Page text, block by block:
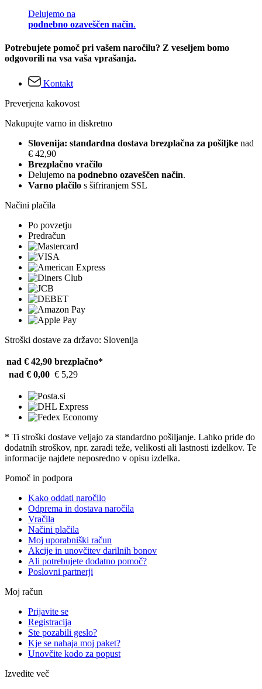
Delujemo na
podnebno ozaveščen način.
Potrebujete pomoč pri vašem naročilu? Z veseljem bomo
odgovorili na vsa vaša vprašanja.
Kontakt
Preverjena kakovost
Nakupujte varno in diskretno
Slovenija: standardna dostava brezplačna za pošiljke nad
€ 42,90
Brezplačno vračilo
Delujemo na podnebno ozaveščen način.
Varno plačilo s šifriranjem SSL
Načini plačila
Po povzetju
Predračun
Stroški dostave za državo: Slovenija
nad € 42,90 brezplačno*
nad € 0,00 € 5,29
* Ti stroški dostave veljajo za standardno pošiljanje. Lahko pride do
dodatnih stroškov, npr. zaradi teže, velikosti ali lastnosti izdelkov. Te
informacije najdete neposredno v opisu izdelka.
Pomoč in podpora
Kako oddati naročilo
Odprema in dostava naročila
Vračila
Načini plačila
Moj uporabniški račun
Akcije in unovčitev darilnih bonov
Ali potrebujete dodatno pomoč?
Poslovni partnerji
Moj račun
Prijavite se
Registracija
Ste pozabili geslo?
Kje se nahaja moj paket?
Unovčite kodo za popust
Izvedite več